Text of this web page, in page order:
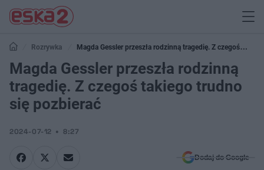
Rozrywka
Magda Gessler przeszła rodzinną tragedię. Z czegoś
takiego trudno się pozbierać
Magda Gessler przeszła rodzinną
tragedię. Z czegoś takiego trudno
się pozbierać
2024-07-12 8:27
Dodaj do Google